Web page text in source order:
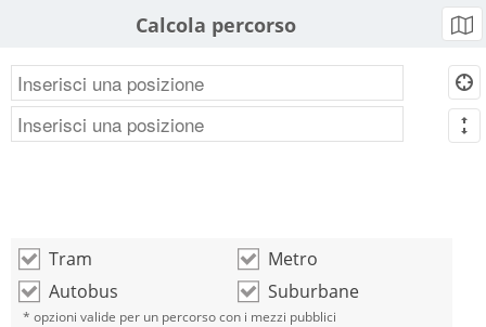
Calcola percorso b
d
m
o Tram o Metro
o Autobus o Suburbane
* opzioni valide per un percorso con i mezzi pubblici